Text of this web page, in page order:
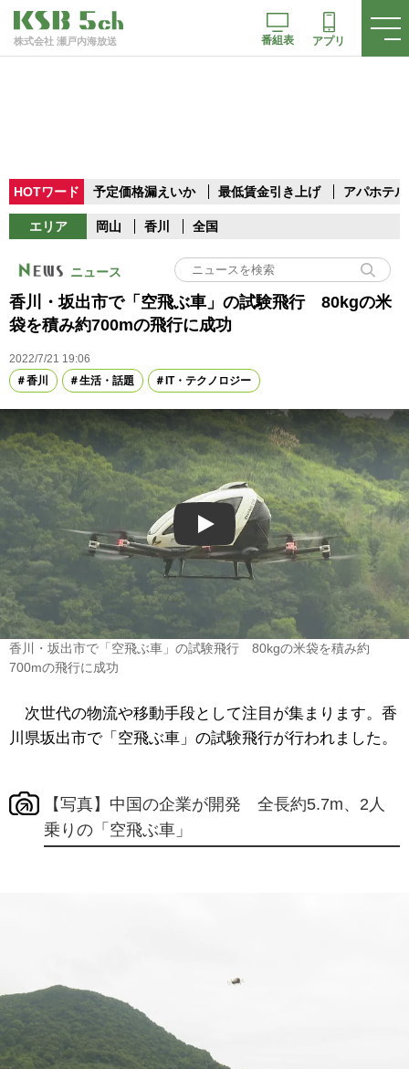
株式会社 瀬戸内海放送 番組表 アプリ
HOTワード 予定価格漏えいか 最低賃金引き上げ アパホテル
エリア 岡山 香川 全国
ニュース
香川・坂出市で「空飛ぶ車」の試験飛行 80kgの米
袋を積み約700mの飛行に成功
2022/7/21 19:06
香川
生活・話題 IT・テクノロジー
Play
香川・坂出市で「空飛ぶ車」の試験飛行 80kgの米袋を積み約
700mの飛行に成功
次世代の物流や移動手段として注目が集まります。香
川県坂出市で「空飛ぶ車」の試験飛行が行われました。
【写真】中国の企業が開発 全長約5.7m、2人
乗りの「空飛ぶ車」